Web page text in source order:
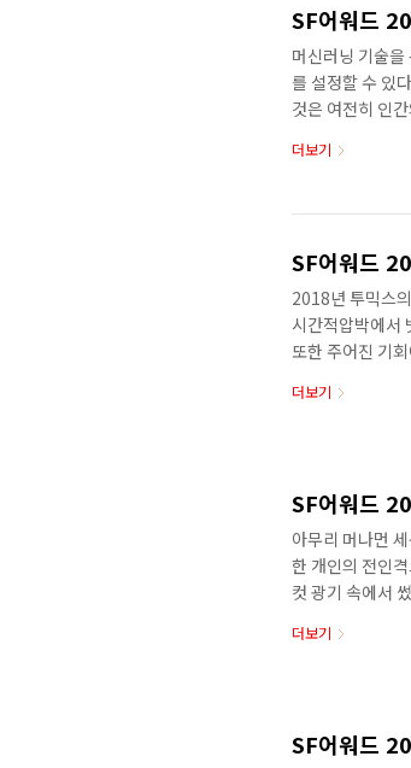
SF어워드
머신러닝 기술
를 설정할 수 있
것은 여전히 인
지금 우리가 인
았으면 한다. -
더보기
SF어워드
2018년 투믹스
시간적압박에서
또한 주어진 기
두려움은 용기로
더보기
SF어워드
아무리 머나먼
한 개인의 전인
컷 광기 속에서
로 이해할 수 없
더보기
SF어워드